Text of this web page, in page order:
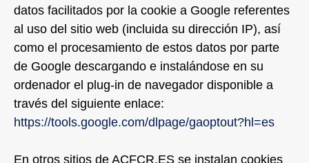
datos facilitados por la cookie a Google referentes
al uso del sitio web (incluida su dirección IP), así
como el procesamiento de estos datos por parte
de Google descargando e instalándose en su
ordenador el plug-in de navegador disponible a
través del siguiente enlace:
https://tools.google.com/dlpage/gaoptout?hl=es
En otros sitios de ACFCR.ES se instalan cookies